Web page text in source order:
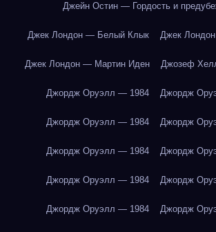
Джейн Остин — Гордость и
Джек Лондон — Белый Клык Джек
Джек Лондон — Мартин Иден Джозеф
Джордж Оруэлл — 1984 Джордж
Джордж Оруэлл — 1984 Джордж
Джордж Оруэлл — 1984 Джордж
Джордж Оруэлл — 1984 Джордж
Джордж Оруэлл — 1984 Джордж